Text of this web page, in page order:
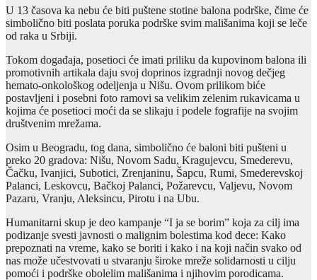
U 13 časova ka nebu će biti puštene stotine balona podrške, čime će
simbolično biti poslata poruka podrške svim mališanima koji se leče
od raka u Srbiji.
Tokom događaja, posetioci će imati priliku da kupovinom balona ili
promotivnih artikala daju svoj doprinos izgradnji novog dečjeg
hemato-onkološkog odeljenja u Nišu. Ovom prilikom biće
postavljeni i posebni foto ramovi sa velikim zelenim rukavicama u
kojima će posetioci moći da se slikaju i podele fografije na svojim
društvenim mrežama.
Osim u Beogradu, tog dana, simbolično će baloni biti pušteni u
preko 20 gradova: Nišu, Novom Sadu, Kragujevcu, Smederevu,
Čačku, Ivanjici, Subotici, Zrenjaninu, Šapcu, Rumi, Smederevskoj
Palanci, Leskovcu, Bačkoj Palanci, Požarevcu, Valjevu, Novom
Pazaru, Vranju, Aleksincu, Pirotu i na Ubu.
Humanitarni skup je deo kampanje “I ja se borim” koja za cilj ima
podizanje svesti javnosti o malignim bolestima kod dece: Kako
prepoznati na vreme, kako se boriti i kako i na koji način svako od
nas može učestvovati u stvaranju široke mreže solidarnosti u cilju
pomoći i podrške obolelim mališanima i njihovim porodicama.